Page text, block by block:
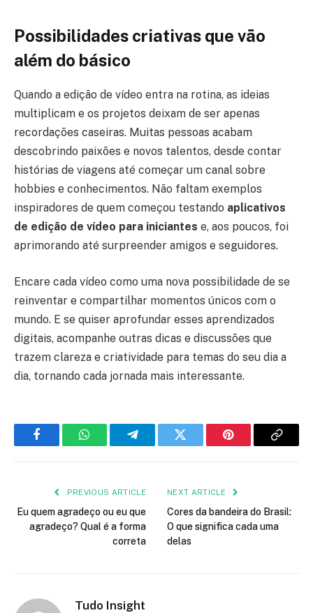
Possibilidades criativas que vão
além do básico
Quando a edição de vídeo entra na rotina, as ideias
multiplicam e os projetos deixam de ser apenas
recordações caseiras. Muitas pessoas acabam
descobrindo paixões e novos talentos, desde contar
histórias de viagens até começar um canal sobre
hobbies e conhecimentos. Não faltam exemplos
inspiradores de quem começou testando aplicativos
de edição de vídeo para iniciantes e, aos poucos, foi
aprimorando até surpreender amigos e seguidores.
Encare cada vídeo como uma nova possibilidade de se
reinventar e compartilhar momentos únicos com o
mundo. E se quiser aprofundar esses aprendizados
digitais, acompanhe outras dicas e discussões que
trazem clareza e criatividade para temas do seu dia a
dia, tornando cada jornada mais interessante.
FacebookWhatsAppTelegramTwitter Pinterest Copy
PREVIOUS ARTICLE
Eu quem agradeço ou eu que
agradeço? Qual é a forma
correta
NEXT ARTICLE
Cores da bandeira do Brasil:
O que significa cada uma
delas
Tudo Insight